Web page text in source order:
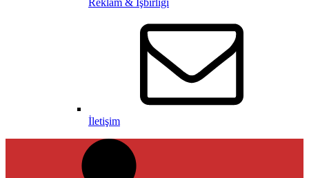
Reklam & İşbirliği
İletişim